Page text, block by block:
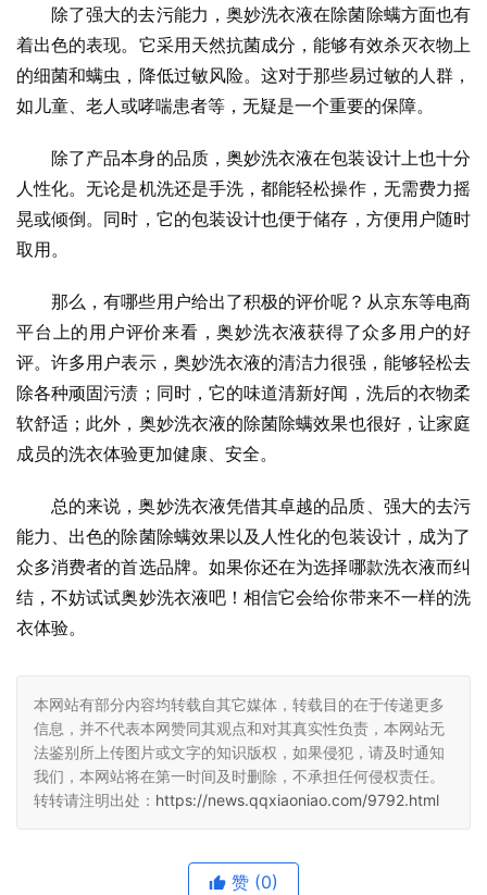
除了强大的去污能力，奥妙洗衣液在除菌除螨方面也有
着出色的表现。它采用天然抗菌成分，能够有效杀灭衣物上
的细菌和螨虫，降低过敏风险。这对于那些易过敏的人群，
如儿童、老人或哮喘患者等，无疑是一个重要的保障。
除了产品本身的品质，奥妙洗衣液在包装设计上也十分
人性化。无论是机洗还是手洗，都能轻松操作，无需费力摇
晃或倾倒。同时，它的包装设计也便于储存，方便用户随时
取用。
那么，有哪些用户给出了积极的评价呢？从京东等电商
平台上的用户评价来看，奥妙洗衣液获得了众多用户的好
评。许多用户表示，奥妙洗衣液的清洁力很强，能够轻松去
除各种顽固污渍；同时，它的味道清新好闻，洗后的衣物柔
软舒适；此外，奥妙洗衣液的除菌除螨效果也很好，让家庭
成员的洗衣体验更加健康、安全。
总的来说，奥妙洗衣液凭借其卓越的品质、强大的去污
能力、出色的除菌除螨效果以及人性化的包装设计，成为了
众多消费者的首选品牌。如果你还在为选择哪款洗衣液而纠
结，不妨试试奥妙洗衣液吧！相信它会给你带来不一样的洗
衣体验。
本网站有部分内容均转载自其它媒体，转载目的在于传递更多
信息，并不代表本网赞同其观点和对其真实性负责，本网站无
法鉴别所上传图片或文字的知识版权，如果侵犯，请及时通知
我们，本网站将在第一时间及时删除，不承担任何侵权责任。
转转请注明出处： https://news.qqxiaoniao.com/9792.html
赞 (0)